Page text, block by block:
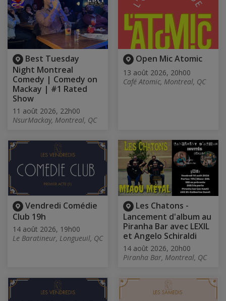
Best Tuesday
Night Montreal
Comedy | Comedy on
Mackay | #1 Rated
Show
11 août 2026, 22h00
NsurMackay, Montreal, QC
Open Mic Atomic
13 août 2026, 20h00
Café Atomic, Montreal, QC
Vendredi Comédie
Club 19h
14 août 2026, 19h00
Le Baratineur, Longueuil, QC
Les Chatons -
Lancement d'album au
Piranha Bar avec LEXIL
et Angelo Schiraldi
14 août 2026, 20h00
Piranha Bar, Montreal, QC